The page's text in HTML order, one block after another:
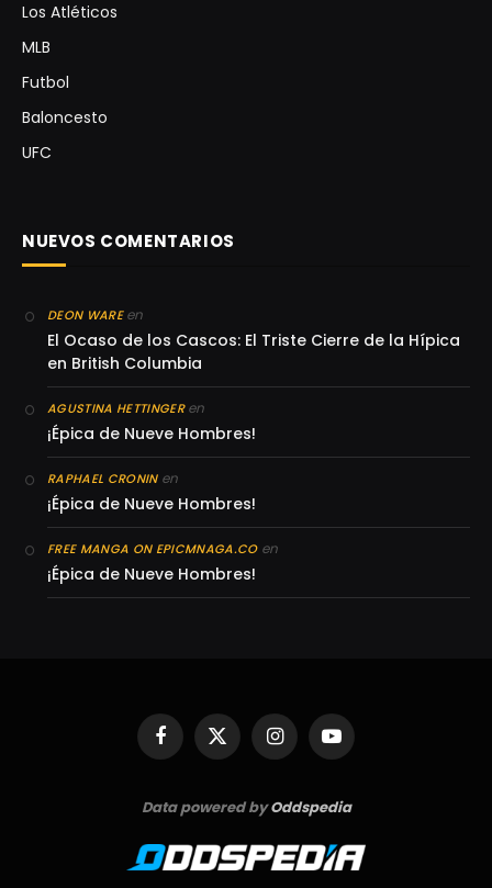
Los Atléticos
MLB
Futbol
Baloncesto
UFC
NUEVOS COMENTARIOS
DEON WAREen
El Ocaso de los Cascos: El Triste Cierre de la Hípica
en British Columbia
AGUSTINA HETTINGERen
¡Épica de Nueve Hombres!
RAPHAEL CRONINen
¡Épica de Nueve Hombres!
FREE MANGA ON EPICMNAGA.COen
¡Épica de Nueve Hombres!
Facebook
X
(Twitter)
InstagramYouTube
Data powered byOddspedia